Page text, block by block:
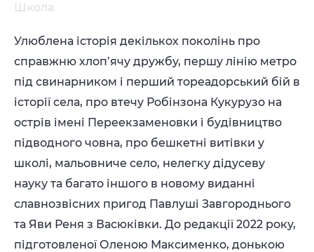
Школа
Улюблена історія декількох поколінь про
справжню хлоп’ячу дружбу, першу лінію метро
під свинарником і перший тореадорський бій в
історії села, про втечу Робінзона Кукурузо на
острів імені Переекзаменовки і будівництво
підводного човна, про бешкетні витівки у
школі, мальовниче село, нелегку дідусеву
науку та багато іншого в новому виданні
славнозвісних пригод Павлуші Завгороднього
та Яви Реня з Васюківки. До редакції 2022 року,
підготовленої Оленою Максименко, донькою